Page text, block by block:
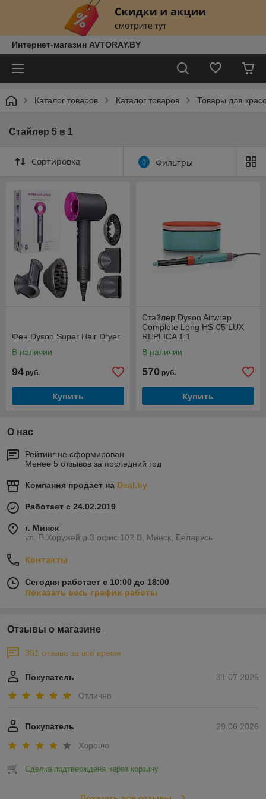
Интернет-магазин AVTORAY.BY
Каталог товаров Каталог товаров Товары для
Стайлер 5 в 1
Сортировка 0 Фильтры
Фен Dyson Super Hair Dryer
В наличии
94 руб.
Купить
Стайлер Dyson Airwrap
Complete Long HS-05 LUX
REPLICA 1:1
В наличии
570 руб.
Купить
О нас
Рейтинг не сформирован
Менее 5 отзывов за последний год
Компания продает на Deal.by
Работает с 24.02.2019
г. Минск
ул. В.Хоружей д.3 офис 102 В, Минск, Беларусь
Контакты
Сегодня работает с 10:00 до 18:00
Показать весь график работы
Отзывы о магазине
381 отзыва за всё время
31.07.2026
Покупатель
Отлично
29.06.2026
Покупатель
Хорошо
Сделка подтверждена через корзину